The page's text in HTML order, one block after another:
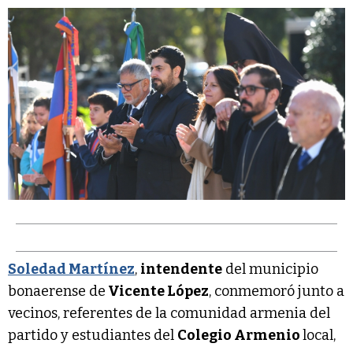
Soledad Martínez, intendente del municipio
bonaerense de Vicente López, conmemoró junto a
vecinos, referentes de la comunidad armenia del
partido y estudiantes del Colegio Armeniolocal,